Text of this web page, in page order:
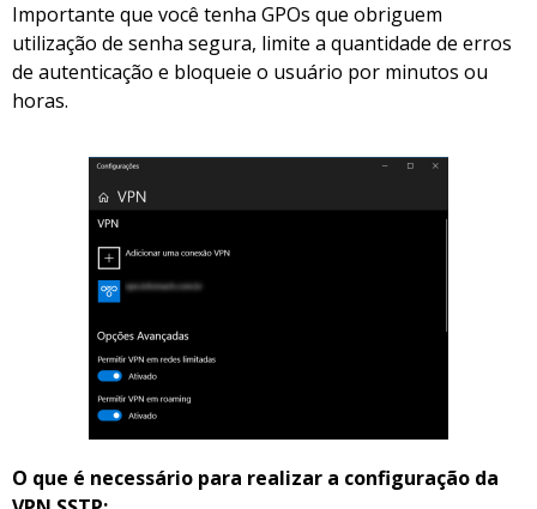
Importante que você tenha GPOs que obriguem
utilização de senha segura, limite a quantidade de erros
de autenticação e bloqueie o usuário por minutos ou
horas.
O que é necessário para realizar a configuração da